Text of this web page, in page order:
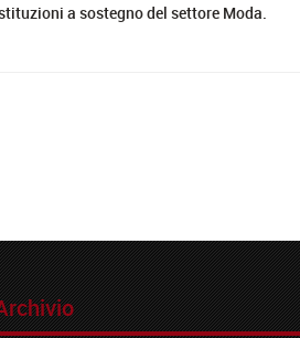
a sostegno del settore Moda.